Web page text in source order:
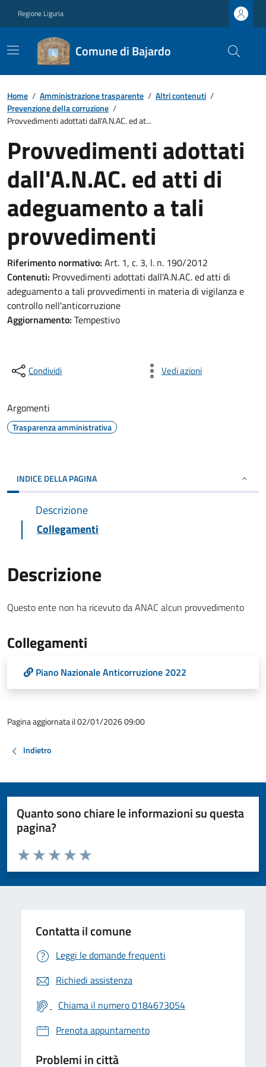
Regione Liguria
Comune di Bajardo
Home / Amministrazione trasparente / Altri contenuti /
Prevenzione della corruzione /
Provvedimenti adottati dall'A.N.AC. ed at...
Provvedimenti adottati
dall'A.N.AC. ed atti di
adeguamento a tali
provvedimenti
Riferimento normativo: Art. 1, c. 3, l. n. 190/2012
Contenuti: Provvedimenti adottati dall'A.N.AC. ed atti di
adeguamento a tali provvedimenti in materia di vigilanza e
controllo nell'anticorruzione
Aggiornamento: Tempestivo
Condividi Vedi azioni
Argomenti
Trasparenza amministrativa
INDICE DELLA PAGINA
Descrizione
Collegamenti
Descrizione
Questo ente non ha ricevuto da ANAC alcun provvedimento
Collegamenti
Piano Nazionale Anticorruzione 2022
Pagina aggiornata il 02/01/2026 09:00
Indietro
Quanto sono chiare le informazioni su questa
pagina?
Valuta da 1 a 5 stelle la pagina
Valuta 5 stelle su 5
Valuta 4 stelle su 5
Valuta 3 stelle su 5
Valuta 2 stelle su 5
Valuta 1 stelle su 5
Contatta il comune
Leggi le domande frequenti
Richiedi assistenza
Chiama il numero 0184673054
Prenota appuntamento
Problemi in città